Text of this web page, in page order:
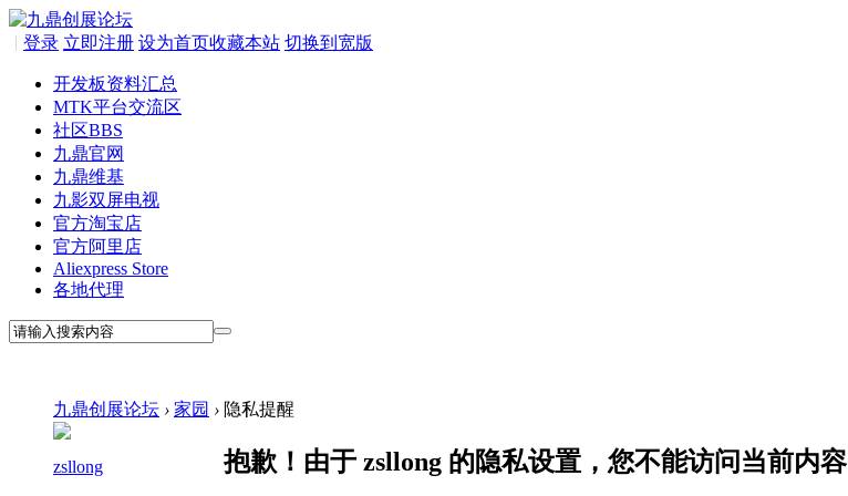
登录
| 立即注册 设为首页收藏本站 切换到宽版
开发板资料汇总
MTK平台交流区
社区BBS
九鼎官网
九鼎维基
九影双屏电视
官方淘宝店
官方阿里店
Aliexpress Store
各地代理
九鼎创展论坛 › 家园 › 隐私提醒
zsllong 抱歉！由于 zsllong 的隐私设置，您不能访问当前内容